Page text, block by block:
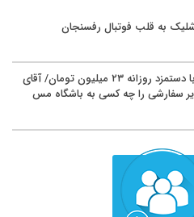
شلیک به قلب فوتبال رفسنجان
مدیر غیربومی با دستمزد روزانه ۲۳ میلیون تومان/ آقای
سفارشی را چه کسی به باشگاه مس